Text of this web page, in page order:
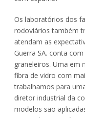
Os laboratórios dos
rodoviários também
atendam as
Guerra SA. conta
graneleiros. Uma em
fibra de vidro com
trabalhamos para
diretor industrial da
modelos são